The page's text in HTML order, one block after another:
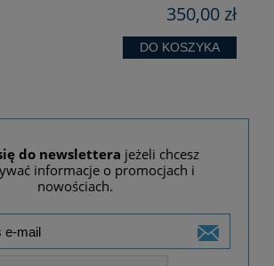
350,00 zł
DO KOSZYKA
do newslettera jeżeli chcesz
informacje o promocjach i
nowościach.